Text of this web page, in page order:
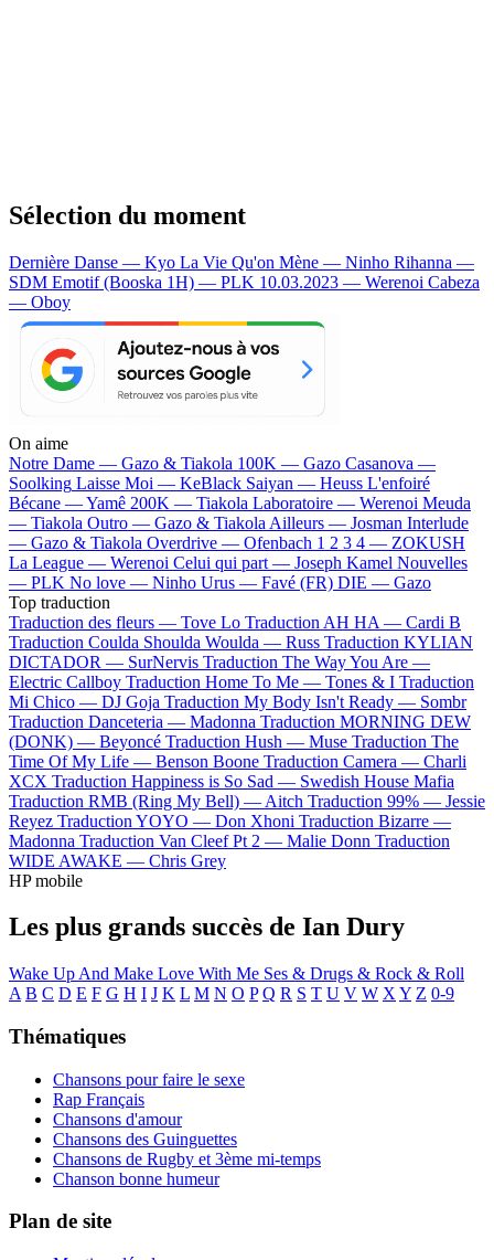
Sélection du moment
Dernière Danse — Kyo La Vie Qu'on Mène — Ninho Rihanna —
SDM Emotif (Booska 1H) — PLK 10.03.2023 — Werenoi Cabeza
— Oboy
On aime
Notre Dame — Gazo & Tiakola 100K — Gazo Casanova —
Soolking Laisse Moi — KeBlack Saiyan — Heuss L'enfoiré
Bécane —Yamê 200K — Tiakola Laboratoire — Werenoi Meuda
— Tiakola Outro — Gazo & Tiakola Ailleurs — Josman Interlude
— Gazo & Tiakola Overdrive — Ofenbach 1 2 3 4 — ZOKUSH
La League — Werenoi Celui qui part — Joseph Kamel Nouvelles
— PLK No love — Ninho Urus — Favé (FR) DIE — Gazo
Top traduction
Traduction des fleurs — Tove Lo Traduction AH HA — Cardi B
Traduction Coulda Shoulda Woulda — Russ Traduction KYLIAN
DICTADOR — SurNervis Traduction The Way You Are —
Electric Callboy Traduction Home To Me — Tones & I Traduction
Mi Chico — DJ Goja Traduction My Body Isn't Ready — Sombr
Traduction Danceteria — Madonna Traduction MORNING DEW
(DONK) — Beyoncé Traduction Hush — Muse Traduction The
Time Of My Life — Benson Boone Traduction Camera — Charli
XCX Traduction Happiness is So Sad — Swedish House Mafia
Traduction RMB (Ring My Bell) — Aitch Traduction 99% — Jessie
Reyez Traduction YOYO — Don Xhoni Traduction Bizarre —
Madonna Traduction Van Cleef Pt 2 — Malie Donn Traduction
WIDE AWAKE — Chris Grey
HP mobile
Les plus grands succès de Ian Dury
Wake Up And Make Love With Me Ses & Drugs & Rock & Roll
A B C D E F G H I J K L M N O P Q R S T U V W X Y Z 0-9
Thématiques
Chansons pour faire le sexe
Rap Français
Chansons d'amour
Chansons des Guinguettes
Chansons de Rugby et 3ème mi-temps
Chanson bonne humeur
Plan de site